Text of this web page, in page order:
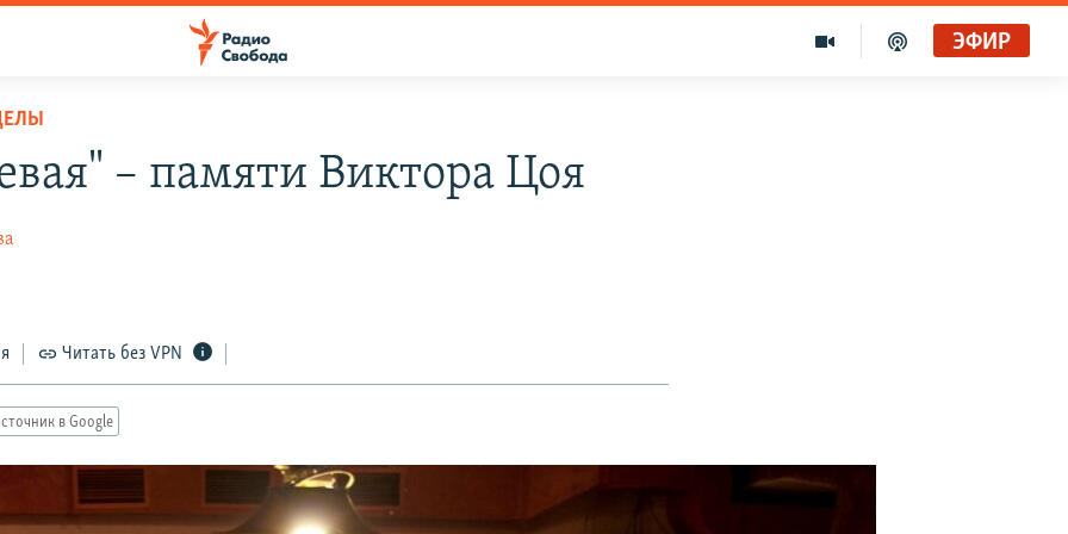
ЭФИР
– памяти Виктора Цоя
Читать без VPN
в Google